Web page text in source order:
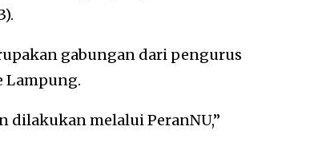
gabungan dari pengurus
Lampung.
dilakukan melalui PeranNU,”